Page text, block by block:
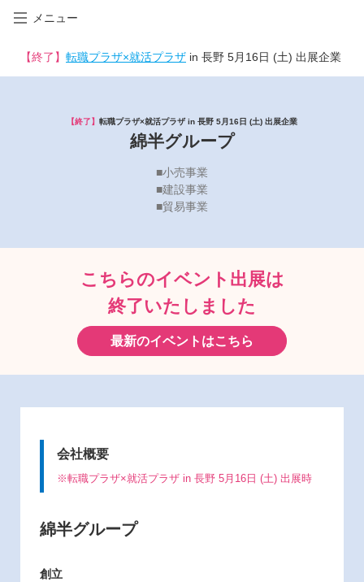
メニュー
【終了】 転職プラザ×就活プラザ in 長野 5月16日 (土) 出展企業
【終了】 転職プラザ×就活プラザ in 長野 5月16日 (土) 出展企業
綿半グループ
■小売事業
■建設事業
■貿易事業
こちらのイベント出展は
終了いたしました
最新のイベントはこちら
会社概要
※転職プラザ×就活プラザ in 長野 5月16日 (土) 出展時
綿半グループ
創立